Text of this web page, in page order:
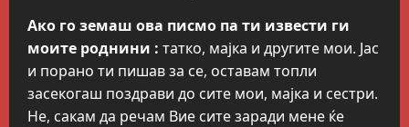
Ако го земаш ова пиcмo па ти извести ги
моите роднини : татко, мајка и другите мои. Јас
и порано ти пишав за се, оставам топли
засекогаш поздрави до сите мои, мајка и сестри.
Не, сакам да речам Вие сите заради мене ќе